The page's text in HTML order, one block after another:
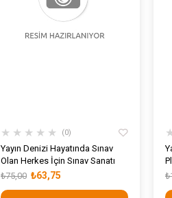
★ ★ ★ ★ ★ 0
Yayın Denizi Hayatında Sınav
Olan Herkes İçin Sınav Sanatı
₺63,75
₺75,00